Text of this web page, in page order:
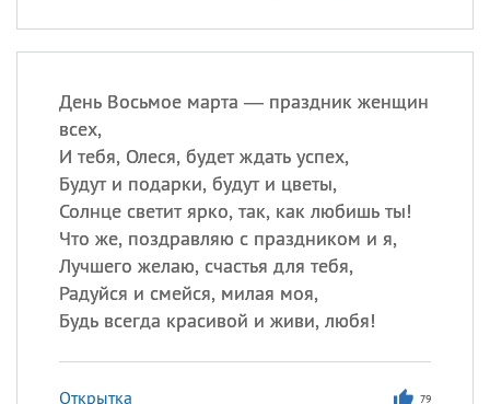
День Восьмое марта — праздник женщин
всех,
И тебя, Олеся, будет ждать успех,
Будут и подарки, будут и цветы,
Солнце светит ярко, так, как любишь ты!
Что же, поздравляю с праздником и я,
Лучшего желаю, счастья для тебя,
Радуйся и смейся, милая моя,
Будь всегда красивой и живи, любя!
Открытка 79